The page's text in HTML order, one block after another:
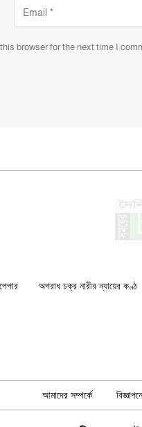
browser for the next time I
অপরাধ চক্র নারীর ন্যায়ের কণ্ঠ
আমাদের সম্পর্কে